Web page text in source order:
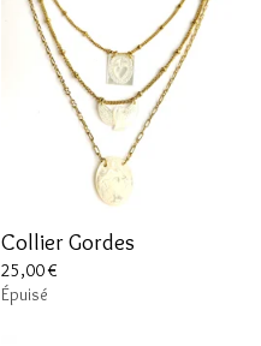
Collier Gordes
25,00€
Épuisé